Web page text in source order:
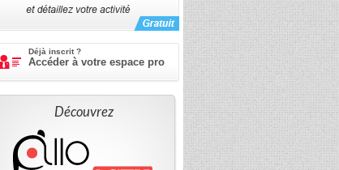
Déjà inscrit ?
Accéder à votre espace pro
Découvrez